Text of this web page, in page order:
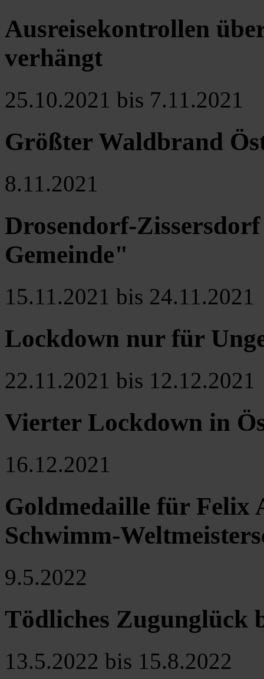
Ausreisekontrollen
verhängt
25.10.2021 bis 7.11.2021
Größter Waldbrand
8.11.2021
Drosendorf-
Gemeinde"
15.11.2021 bis 24.11.2021
Lockdown nur für
22.11.2021 bis 12.12.2021
Vierter Lockdown in
16.12.2021
Goldmedaille für Felix
Schwimm-
9.5.2022
Tödliches Zugunglück
13.5.2022 bis 15.8.2022